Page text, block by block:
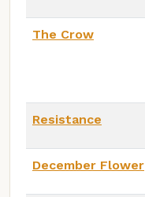
The Crow
Resistance
December Flower